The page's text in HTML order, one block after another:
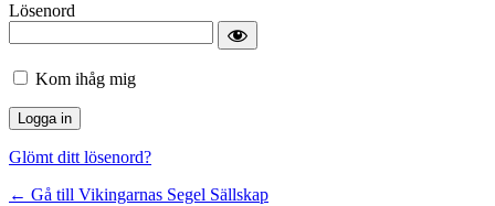
Lösenord
Kom ihåg mig
Glömt ditt lösenord?
← Gå till Vikingarnas Segel Sällskap